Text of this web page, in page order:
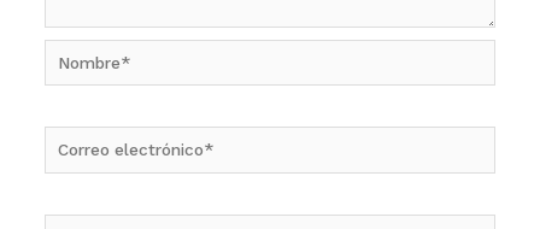
Nombre*
electrónico*